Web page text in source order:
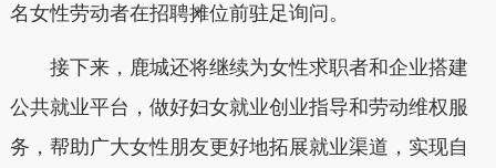
名女性劳动者在招聘摊位前驻足询问。
接下来，鹿城还将继续为女性求职者和企业搭建
公共就业平台，做好妇女就业创业指导和劳动维权服
务，帮助广大女性朋友更好地拓展就业渠道，实现自